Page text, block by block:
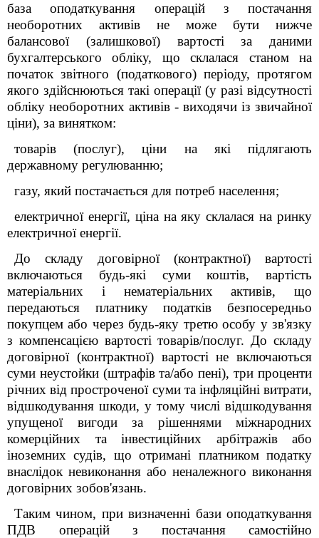
база оподаткування операцій з постачання
необоротних активів не може бути нижче
балансової (залишкової) вартості за даними
бухгалтерського обліку, що склалася станом на
початок звітного (податкового) періоду, протягом
якого здійснюються такі операції (у разі відсутності
обліку необоротних активів - виходячи із звичайної
ціни), за винятком:
товарів (послуг), ціни на які підлягають
державному регулюванню;
газу, який постачається для потреб населення;
електричної енергії, ціна на яку склалася на ринку
електричної енергії.
До складу договірної (контрактної) вартості
включаються будь-які суми коштів, вартість
матеріальних і нематеріальних активів, що
передаються платнику податків безпосередньо
покупцем або через будь-яку третю особу у зв'язку
з компенсацією вартості товарів/послуг. До складу
договірної (контрактної) вартості не включаються
суми неустойки (штрафів та/або пені), три проценти
річних від простроченої суми та інфляційні витрати,
відшкодування шкоди, у тому числі відшкодування
упущеної вигоди за рішеннями міжнародних
комерційних та інвестиційних арбітражів або
іноземних судів, що отримані платником податку
внаслідок невиконання або неналежного виконання
договірних зобов'язань.
Таким чином, при визначенні бази оподаткування
ПДВ операцій з постачання самостійно